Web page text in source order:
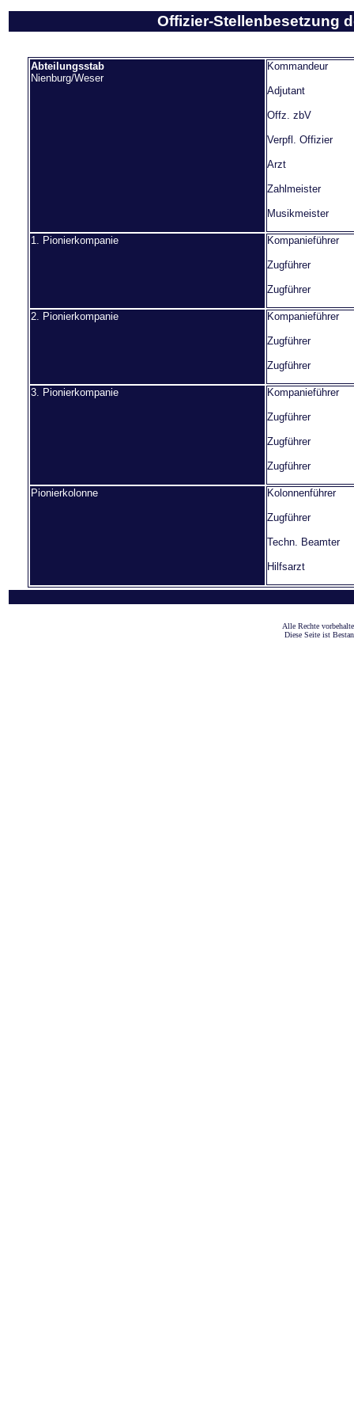
Offizier-Stellenbesetzung
Abteilungsstab
Nienburg/Weser
Kommandeur
Adjutant
Offz. zbV
Verpfl. Offizier
Arzt
Zahlmeister
Musikmeister
1. Pionierkompanie Kompanieführer
Zugführer
Zugführer
2. Pionierkompanie Kompanieführer
Zugführer
Zugführer
3. Pionierkompanie Kompanieführer
Zugführer
Zugführer
Zugführer
Pionierkolonne Kolonnenführer
Zugführer
Techn. Beamter
Hilfsarzt
Alle Rechte
Diese Seite ist